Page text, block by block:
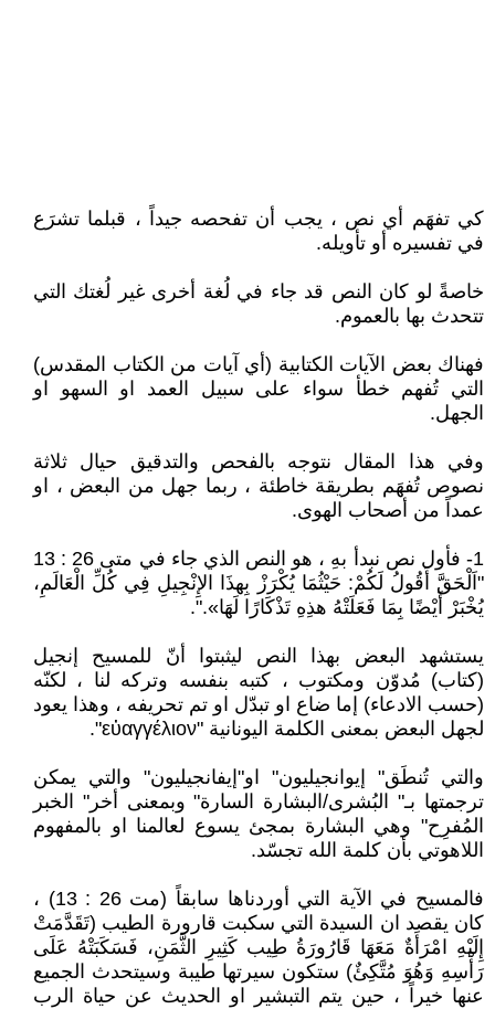
كي تفهَم أي نص ، يجب أن تفحصه جيداً ، قبلما تشرَع
في تفسيره أو تأويله.
خاصةً لو كان النص قد جاء في لُغة أخرى غير لُغتك التي
تتحدث بها بالعموم.
فهناك بعض الآيات الكتابية (أي آيات من الكتاب المقدس)
التي تُفهم خطأ سواء على سبيل العمد او السهو او
الجهل.
وفي هذا المقال نتوجه بالفحص والتدقيق حيال ثلاثة
نصوص تُفهَم بطريقة خاطئة ، ربما جهل من البعض ، او
عمداً من أصحاب الهوى.
1- فأول نص نبدأ بهِ ، هو النص الذي جاء في متى 26 : 13
"اَلْحَقَّ أَقُولُ لَكُمْ: حَيْثُمَا يُكْرَزْ بِهذَا الإِنْجِيلِ فِي كُلِّ الْعَالَمِ،
يُخْبَرْ أَيْضًا بِمَا فَعَلَتْهُ هذِهِ تَذْكَارًا لَهَا».".
يستشهد البعض بهذا النص ليثبتوا أنّ للمسيح إنجيل
(كتاب) مُدوّن ومكتوب ، كتبه بنفسه وتركه لنا ، لكنّه
(حسب الادعاء) إما ضاع او تبدّل او تم تحريفه ، وهذا يعود
لجهل البعض بمعنى الكلمة اليونانية "εὐαγγέλιον".
والتي تُنطَق" إيوانجيليون" او"إيفانجيليون" والتي يمكن
ترجمتها بـ" البُشرى/البشارة السارة" وبمعنى أخر" الخبر
المُفرِح" وهي البشارة بمجئ يسوع لعالمنا او بالمفهوم
اللاهوتي بأن كلمة الله تجسّد.
فالمسيح في الآية التي أوردناها سابقاً (مت 26 : 13) ،
كان يقصد ان السيدة التي سكبت قارورة الطيب (تَقَدَّمَتْ
إِلَيْهِ امْرَأَةٌ مَعَهَا قَارُورَةُ طِيب كَثِيرِ الثَّمَنِ، فَسَكَبَتْهُ عَلَى
رَأْسِهِ وَهُوَ مُتَّكِئٌ) ستكون سيرتها طيبة وسيتحدث الجميع
عنها خيراً ، حين يتم التبشير او الحديث عن حياة الرب